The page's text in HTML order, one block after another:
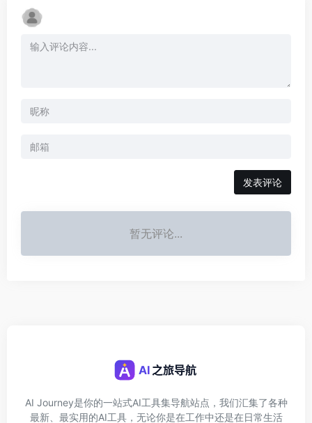
发表评论
暂无评论...
AI Journey是你的一站式AI工具集导航站点，我们汇集了各种
最新、最实用的AI工具，无论你是在工作中还是在日常生活